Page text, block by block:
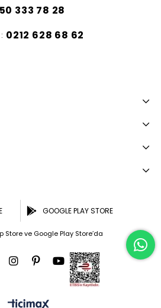
333 78 28
0212 628 68 62
GOOGLE PLAY STORE
Store ve Google Play Store’da